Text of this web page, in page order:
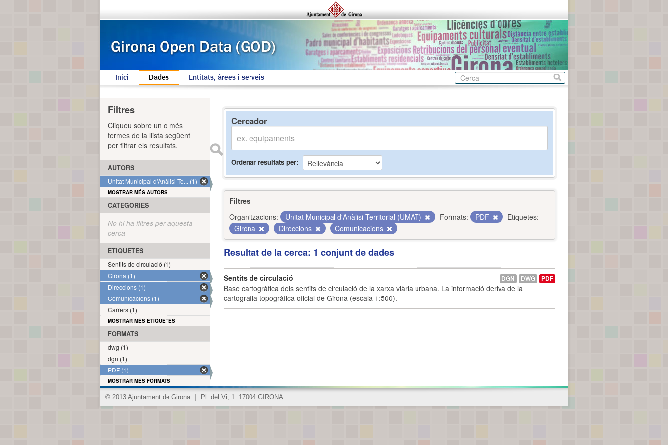
Inici Dades Entitats, àrees i serveis
Cercador
Ordenar resultats per
Filtres
Organitzacions:
Unitat Municipal d'Anàlisi Territorial (UMAT) Formats: PDF
Etiquetes:
Girona
Direccions Comunicacions
Resultat de la cerca: 1 conjunt de dades
Sentits de circulació
Base cartogràfica dels sentits de circulació de la xarxa viària urbana. La informació deriva de la
cartografia topogràfica oficial de Girona (escala 1:500).
DGN DWG PDF
Filtres
Cliqueu sobre un o més
termes de la llista següent
per filtrar els resultats.
AUTORS
Unitat Municipal d'Anàlisi Te... (1)
MOSTRAR MÉS AUTORS
CATEGORIES
No hi ha filtres per aquesta
cerca
ETIQUETES
Sentits de circulació (1)
Girona (1)
Direccions (1)
Comunicacions (1)
Carrers (1)
MOSTRAR MÉS ETIQUETES
FORMATS
dwg (1)
dgn (1)
PDF (1)
MOSTRAR MÉS FORMATS
© 2013 Ajuntament de Girona Pl. del Vi, 1. 17004 GIRONA